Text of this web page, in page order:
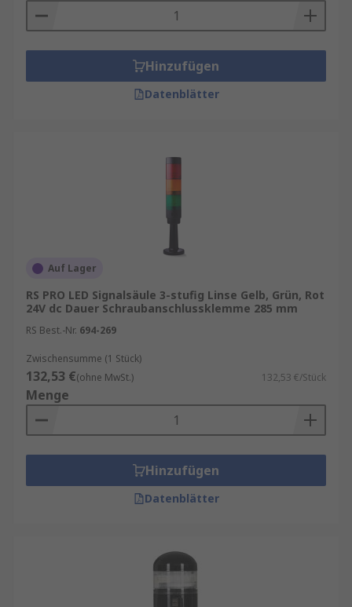
Hinzufügen
Datenblätter
Auf Lager
RS PRO LED Signalsäule 3-stufig Linse Gelb, Grün, Rot
24V dc Dauer Schraubanschlussklemme 285 mm
RS Best.-Nr. 694-269
Zwischensumme (1 Stück)
132,53 €(ohne MwSt.) 132,53 €/Stück
Menge
Hinzufügen
Datenblätter